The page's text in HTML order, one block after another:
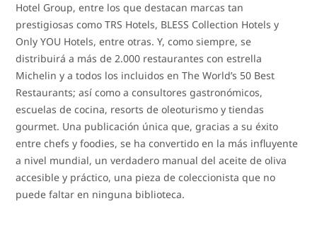
Hotel Group, entre los que destacan marcas tan
prestigiosas como TRS Hotels, BLESS Collection Hotels y
Only YOU Hotels, entre otras. Y, como siempre, se
distribuirá a más de 2.000 restaurantes con estrella
Michelin y a todos los incluidos en The World’s 50 Best
Restaurants; así como a consultores gastronómicos,
escuelas de cocina, resorts de oleoturismo y tiendas
gourmet. Una publicación única que, gracias a su éxito
entre chefs y foodies, se ha convertido en la más influyente
a nivel mundial, un verdadero manual del aceite de oliva
accesible y práctico, una pieza de coleccionista que no
puede faltar en ninguna biblioteca.